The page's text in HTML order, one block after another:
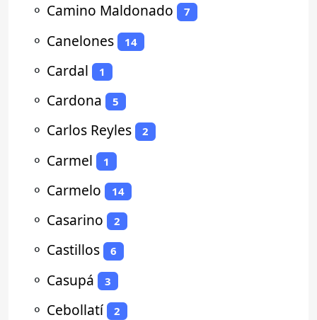
⚬ Camino Maldonado 7
⚬ Canelones 14
⚬ Cardal 1
⚬ Cardona 5
⚬ Carlos Reyles 2
⚬ Carmel 1
⚬ Carmelo 14
⚬ Casarino 2
⚬ Castillos 6
⚬ Casupá 3
⚬ Cebollatí 2